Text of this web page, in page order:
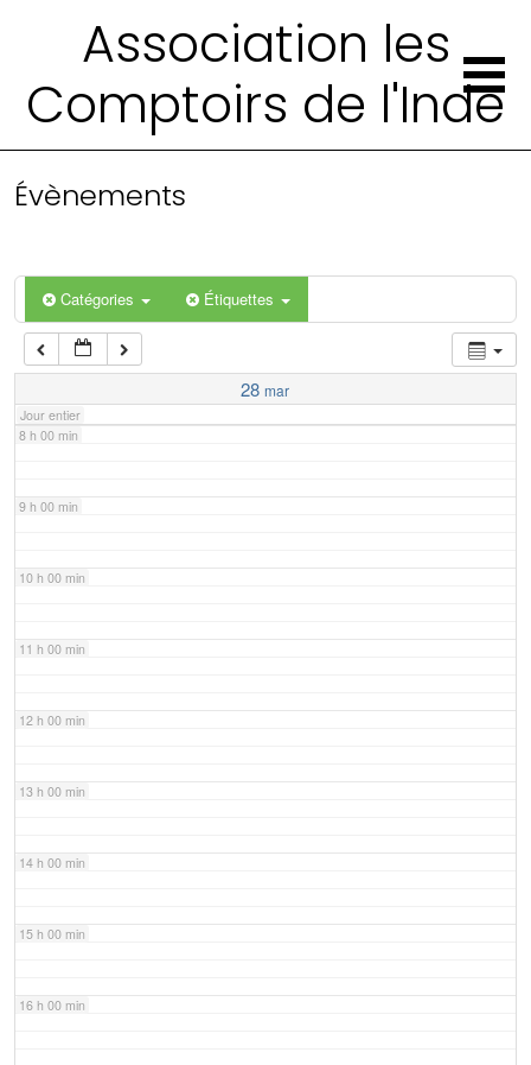
Association les
Comptoirs de l'Inde
Évènements
Catégories Étiquettes
28 mar
Jour entier
4 h 00 min
6 h 00 min
7 h 00 min
8 h 00 min
9 h 00 min
10 h 00 min
11 h 00 min
12 h 00 min
13 h 00 min
14 h 00 min
15 h 00 min
16 h 00 min